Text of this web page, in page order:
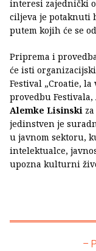
interesi zajednički
ciljeva je potaknuti
putem kojih će se
Priprema i
će isti
Festival „Croatie,
provedbu Festivala,
Alemke Lisinski
jedinstven je
u javnom sektoru,
intelektualce,
upozna kulturni
–